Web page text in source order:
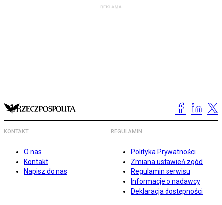
KONTAKT
O nas
Kontakt
Napisz do nas
REGULAMIN
Polityka Prywatności
Zmiana ustawień zgód
Regulamin serwisu
Informacje o nadawcy
Deklaracja dostępności